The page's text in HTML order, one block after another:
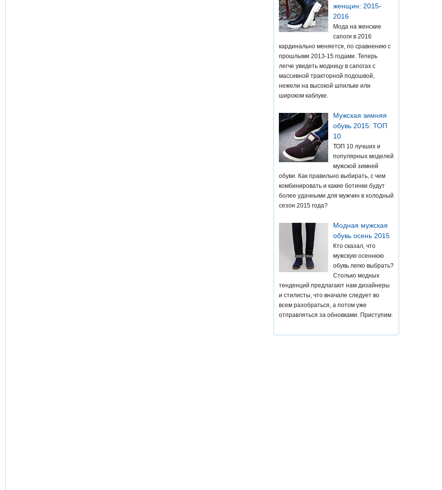
женщин: 2015-
2016
Мода на женские
сапоги в 2016
кардинально меняется, по сравнению с
прошлыми 2013-15 годами. Теперь
легче увидеть модницу в сапогах с
массивной тракторной подошвой,
нежели на высокой шпильке или
широком каблуке.
Мужская зимняя
обувь 2015: ТОП
10
ТОП 10 лучших и
популярных моделей
мужской зимней
обуви. Как правильно выбирать, с чем
комбинировать и какие ботинки будут
более удачными для мужчин в холодный
сезон 2015 года?
Модная мужская
обувь осень 2015
Кто сказал, что
мужскую осеннюю
обувь легко выбрать?
Столько модных
тенденций предлагают нам дизайнеры
и стилисты, что вначале следует во
всем разобраться, а потом уже
отправляться за обновками. Приступим.